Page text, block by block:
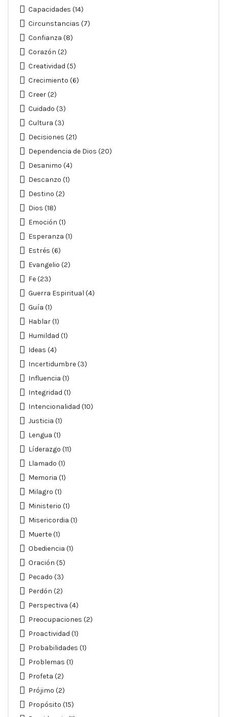
Capacidades (14)
Circunstancias (7)
Confianza (8)
Corazón (2)
Creatividad (5)
Crecimiento (6)
Creer(2)
Cuidado (3)
Cultura (3)
Decisiones (21)
Dependencia de Dios (20)
Desanimo (4)
Descanzo (1)
Destino (2)
Dios (18)
Emoción (1)
Esperanza (1)
Estrés (6)
Evangelio (2)
Fe(23)
Guerra Espiritual (4)
Guía (1)
Hablar(1)
Humildad (1)
Ideas (4)
Incertidumbre(3)
Influencia (1)
Integridad (1)
Intencionalidad (10)
Justicia (1)
Lengua (1)
Líderazgo (11)
Llamado (1)
Memoria (1)
Milagro (1)
Ministerio (1)
Misericordia (1)
Muerte(1)
Obediencia (1)
Oración (5)
Pecado (3)
Perdón (2)
Perspectiva (4)
Preocupaciones (2)
Proactividad (1)
Probabilidades (1)
Problemas (1)
Profeta (2)
Prójimo (2)
Propósito (15)